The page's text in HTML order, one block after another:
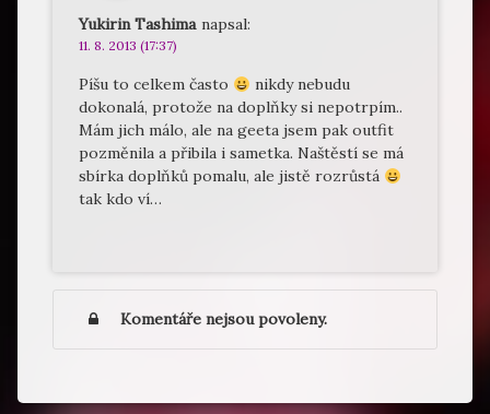
Yukirin Tashima napsal:
11. 8. 2013 (17:37)
Píšu to celkem často
nikdy nebudu
dokonalá, protože na doplňky si nepotrpím..
Mám jich málo, ale na geeta jsem pak outfit
pozměnila a přibila i sametka. Naštěstí se má
sbírka doplňků pomalu, ale jistě rozrůstá
tak kdo ví…
Komentáře nejsou povoleny.